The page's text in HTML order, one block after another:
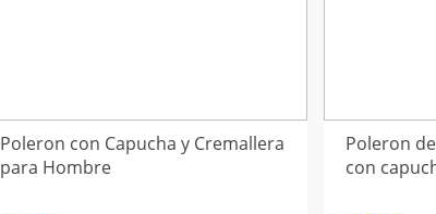
Poleron con Capucha y Cremallera
para Hombre
Poleron
con